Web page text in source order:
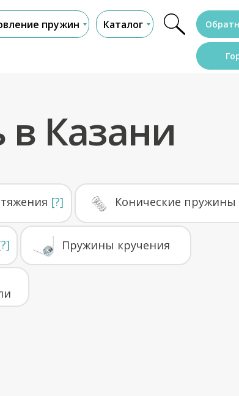
пружин Каталог
Казани
[?]
Пружины кручения
Конические пружины